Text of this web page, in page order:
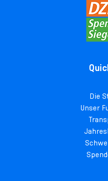
Die
Unser